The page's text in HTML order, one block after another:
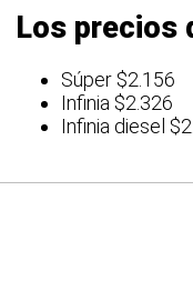
Los precios
Súper $2.156
Infinia $2.326
Infinia diesel